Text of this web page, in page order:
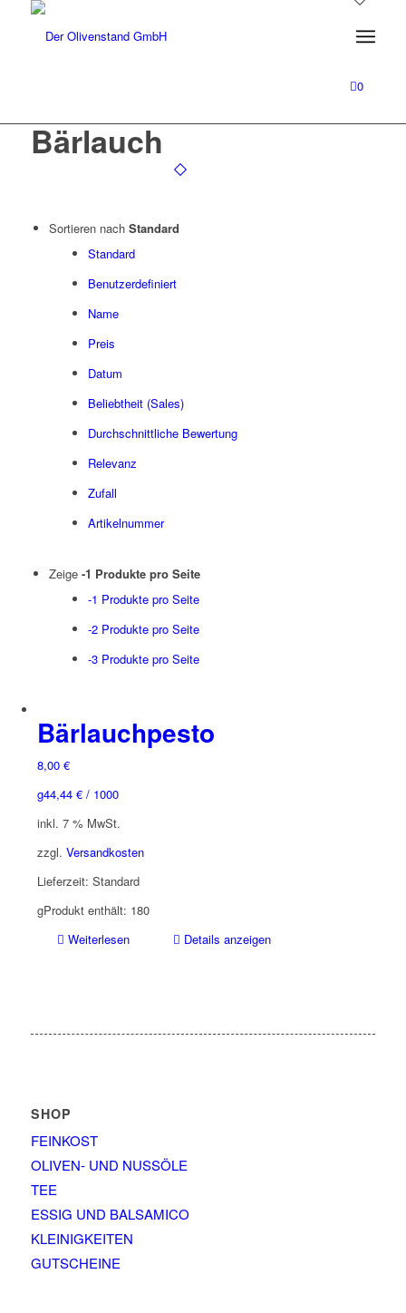
0
Bärlauch
Sortieren nach Standard
Standard
Benutzerdefiniert
Name
Preis
Datum
Beliebtheit (Sales)
Durchschnittliche Bewertung
Relevanz
Zufall
Artikelnummer
Zeige -1 Produkte pro Seite
-1 Produkte pro Seite
-2 Produkte pro Seite
-3 Produkte pro Seite
Bärlauchpesto
8,00 €
44,44 €/ 1000
g
inkl. 7 % MwSt.
zzgl. Versandkosten
Lieferzeit: Standard
Produkt enthält: 180
g
Weiterlesen
Details anzeigen
SHOP
FEINKOST
OLIVEN- UND NUSSÖLE
TEE
ESSIG UND BALSAMICO
KLEINIGKEITEN
GUTSCHEINE